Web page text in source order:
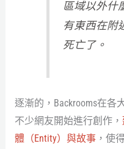
區域以外什
有東西在附
死亡了。
逐漸的，Backrooms在各
不少網友開始進行創作，
體（Entity）與故事，使